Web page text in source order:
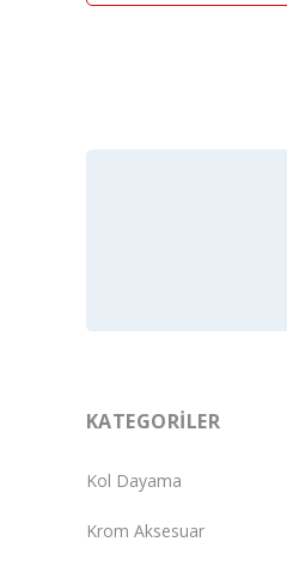
KATEGORILER
Kol Dayama
Krom Aksesuar